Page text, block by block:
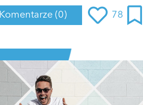
Komentarze (0) 78